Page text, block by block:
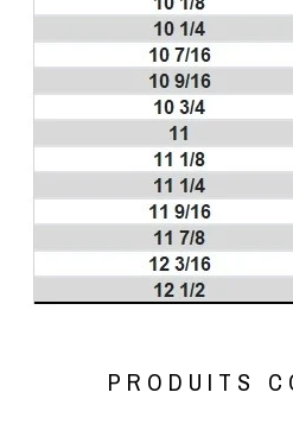
PRODUITS